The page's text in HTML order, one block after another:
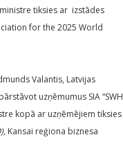
tiksies ar izstādes
for the 2025 World
Valantis, Latvijas
uzņēmumus SIA “SWH
kopā ar uzņēmējiem tiksies
Kansai reģiona biznesa